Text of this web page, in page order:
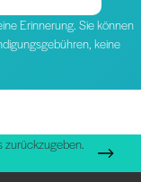
Erinnerung. Sie können
keine
zurückzugeben.